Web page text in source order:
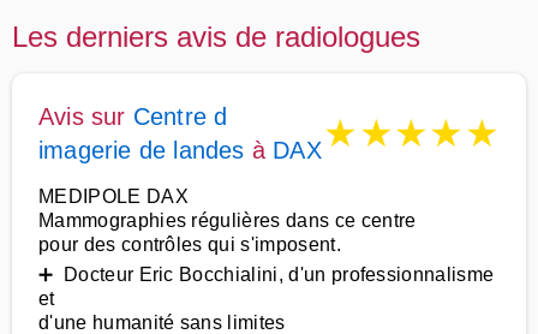
Les derniers avis de radiologues
Avis sur Centre d
imagerie de landes à DAX★★★★★
MEDIPOLE DAX
Mammographies régulières dans ce centre
pour des contrôles qui s'imposent.
➕ Docteur Eric Bocchialini, d'un professionnalisme
et
d'une humanité sans limites